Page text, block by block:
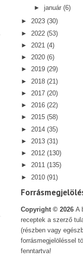
► január (6)
► 2023 (30)
► 2022 (53)
► 2021 (4)
► 2020 (6)
► 2019 (29)
► 2018 (21)
► 2017 (20)
► 2016 (22)
► 2015 (58)
► 2014 (35)
► 2013 (31)
► 2012 (130)
► 2011 (135)
► 2010 (91)
Copyright © 2026 A
receptek a szerző
(részben vagy
forrásmegjelöléssel
fenntartva!